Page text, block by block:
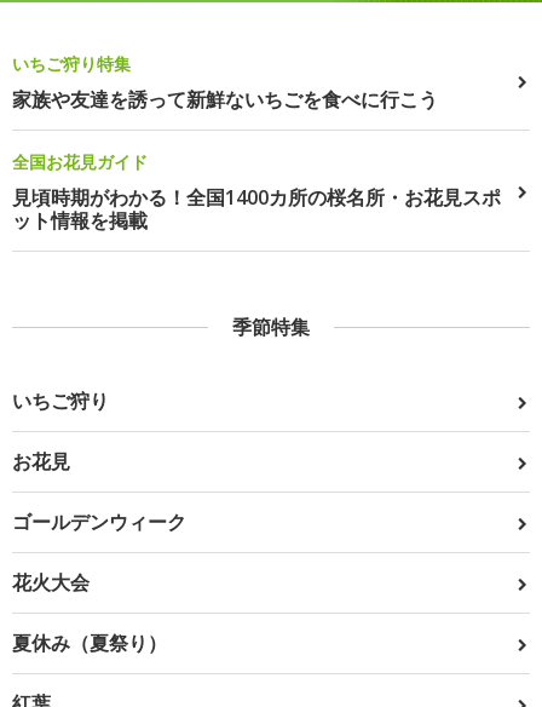
いちご狩り特集
家族や友達を誘って新鮮ないちごを食べに行こう
全国お花見ガイド
見頃時期がわかる！全国1400カ所の桜名所・お花見スポ
ット情報を掲載
季節特集
いちご狩り
お花見
ゴールデンウィーク
花火大会
夏休み（夏祭り）